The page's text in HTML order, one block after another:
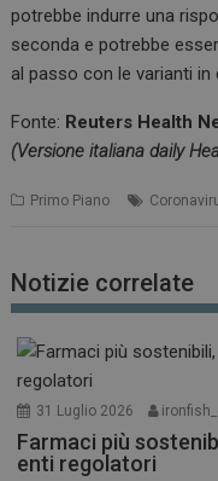
potrebbe indurre una
seconda e potrebbe
al passo con le varianti in
Fonte: Reuters Health
(Versione italiana daily
Primo Piano
Notizie correlate
31 Luglio 2026
Farmaci più
enti regolatori